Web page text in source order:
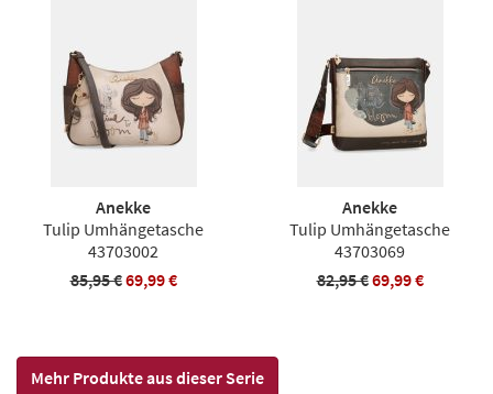
Anekke
Tulip Umhängetasche
43703002
85,95 €69,99 €
Anekke
Tulip Umhängetasche
43703069
82,95 €69,99 €
Mehr Produkte aus dieser Serie